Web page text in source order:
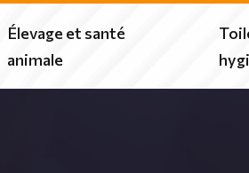
Élevage et santé
animale